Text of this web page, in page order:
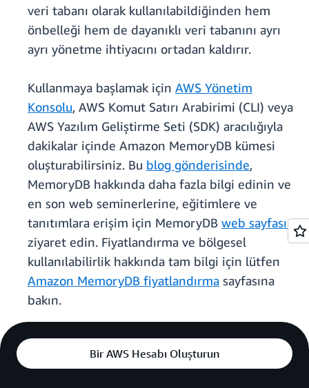
veri tabanı olarak kullanılabildiğinden hem
önbelleği hem de dayanıklı veri tabanını ayrı
ayrı yönetme ihtiyacını ortadan kaldırır.
Kullanmaya başlamak için AWS Yönetim
Konsolu, AWS Komut Satırı Arabirimi (CLI) veya
AWS Yazılım Geliştirme Seti (SDK) aracılığıyla
dakikalar içinde Amazon MemoryDB kümesi
oluşturabilirsiniz. Bu blog gönderisinde,
MemoryDB hakkında daha fazla bilgi edinin ve
en son web seminerlerine, eğitimlere ve
tanıtımlara erişim için MemoryDB web sayfasını
ziyaret edin. Fiyatlandırma ve bölgesel
kullanılabilirlik hakkında tam bilgi için lütfen
Amazon MemoryDB fiyatlandırma sayfasına
bakın.
Bir AWS Hesabı Oluşturun